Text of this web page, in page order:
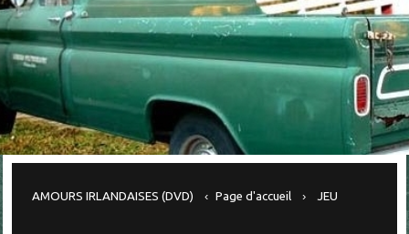
AMOURS IRLANDAISES (DVD) Page d'accueil JEU